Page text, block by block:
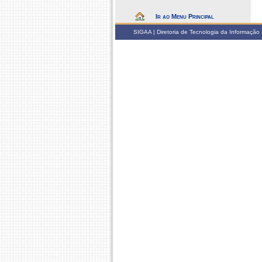
Ir ao Menu Principal
SIGAA | Diretoria de Tecnologia da